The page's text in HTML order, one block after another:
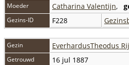
Moeder Catharina Valentijn,
Gezins-ID F228
Gezin EverhardusTheodus
Getrouwd 16 jul 1887